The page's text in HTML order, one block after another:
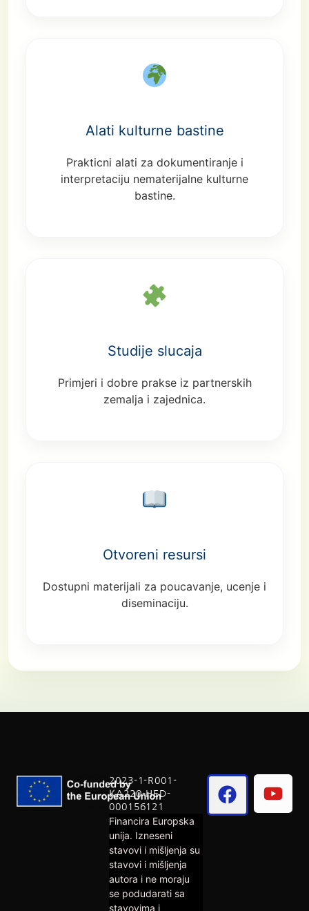
Alati kulturne bastine
Prakticni alati za dokumentiranje i
interpretaciju nematerijalne kulturne
bastine.
Studije slucaja
Primjeri i dobre prakse iz partnerskih
zemalja i zajednica.
Otvoreni resursi
Dostupni materijali za poucavanje, ucenje i
diseminaciju.
2023-1-R001-
KA220-HED-
000156121
Financira Europska
unija. Izneseni
stavovi i mišljenja su
stavovi i mišljenja
autora i ne moraju
se podudarati sa
stavovima i